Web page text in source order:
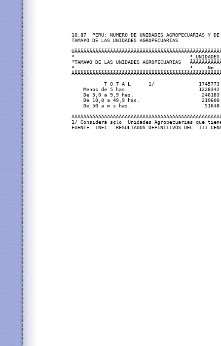
10.87  PERU: NUMERO DE UNIDADES AGROPECUARIAS Y DE
TAMA¥O DE LAS UNIDADES AGROPECUARIAS
³                                       ³ UNIDADES
³TAMA¥O DE LAS UNIDADES AGROPECUARIAS
³                                       ³     Nø
T O T A L      1/
Menos de 5 has.
De 5,0 a 9,9 has.
De 10,0 a 49,9 has.
De 50 a m s has.
1/ Considera s¢lo  Unidades Agropecuarias que